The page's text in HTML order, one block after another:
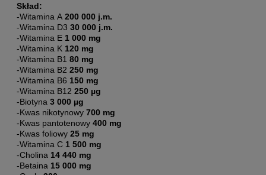
Skład:
-Witamina A 200 000 j.m.
-Witamina D3 30 000 j.m.
-Witamina E 1 000 mg
-Witamina K 120 mg
-Witamina B1 80 mg
-Witamina B2 250 mg
-Witamina B6 150 mg
-Witamina B12 250 µg
-Biotyna 3 000 µg
-Kwas nikotynowy 700 mg
-Kwas pantotenowy 400 mg
-Kwas foliowy 25 mg
-Witamina C 1 500 mg
-Cholina 14 440 mg
-Betaina 15 000 mg